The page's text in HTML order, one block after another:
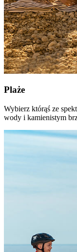
Plaże
Wybierz którąś ze
wody i kamienistym